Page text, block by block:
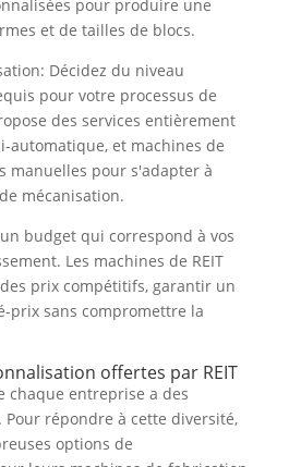
pour produire une
et de tailles de blocs.
Décidez du niveau
pour votre processus de
des services entièrement
automatique, et machines de
manuelles pour s'adapter à
mécanisation.
budget qui correspond à vos
Les machines de REIT
prix compétitifs, garantir un
prix sans compromettre la
offertes par REIT
chaque entreprise a des
Pour répondre à cette diversité,
options de